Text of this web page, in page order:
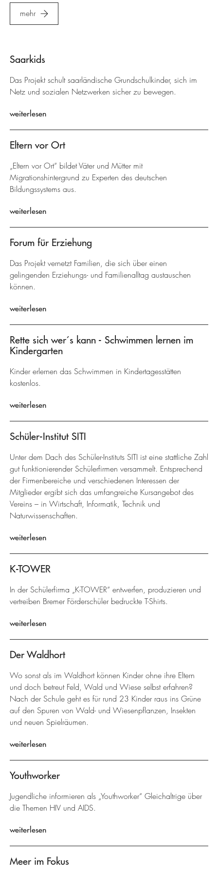
mehr
Saarkids
Das Projekt schult saarländische Grundschulkinder, sich im
Netz und sozialen Netzwerken sicher zu bewegen.
weiterlesen
Eltern vor Ort
„Eltern vor Ort“ bildet Väter und Mütter mit
Migrationshintergrund zu Experten des deutschen
Bildungssystems aus.
weiterlesen
Forum für Erziehung
Das Projekt vernetzt Familien, die sich über einen
gelingenden Erziehungs- und Familienalltag austauschen
können.
weiterlesen
Rette sich wer´s kann - Schwimmen lernen im
Kindergarten
Kinder erlernen das Schwimmen in Kindertagesstätten
kostenlos.
weiterlesen
Schüler-Institut SITI
Unter dem Dach des Schüler-Instituts SITI ist eine stattliche Zahl
gut funktionierender Schülerfirmen versammelt. Entsprechend
der Firmenbereiche und verschiedenen Interessen der
Mitglieder ergibt sich das umfangreiche Kursangebot des
Vereins – in Wirtschaft, Informatik, Technik und
Naturwissenschaften.
weiterlesen
K-TOWER
In der Schülerfirma „K-TOWER“ entwerfen, produzieren und
vertreiben Bremer Förderschüler bedruckte T-Shirts.
weiterlesen
Der Waldhort
Wo sonst als im Waldhort können Kinder ohne ihre Eltern
und doch betreut Feld, Wald und Wiese selbst erfahren?
Nach der Schule geht es für rund 23 Kinder raus ins Grüne
auf den Spuren von Wald- und Wiesenpflanzen, Insekten
und neuen Spielräumen.
weiterlesen
Youthworker
Jugendliche informieren als „Youthworker“ Gleichaltrige über
die Themen HIV und AIDS.
weiterlesen
Meer im Fokus